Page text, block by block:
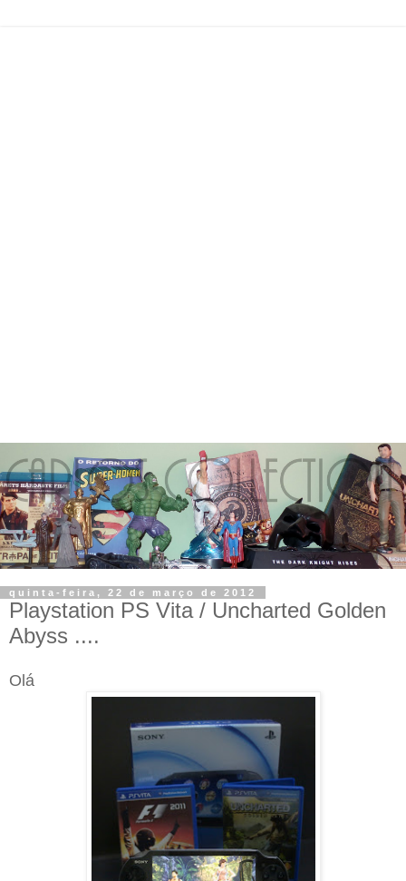
quinta-feira, 22 de março de 2012
Playstation PS Vita / Uncharted Golden
Abyss ....
Olá